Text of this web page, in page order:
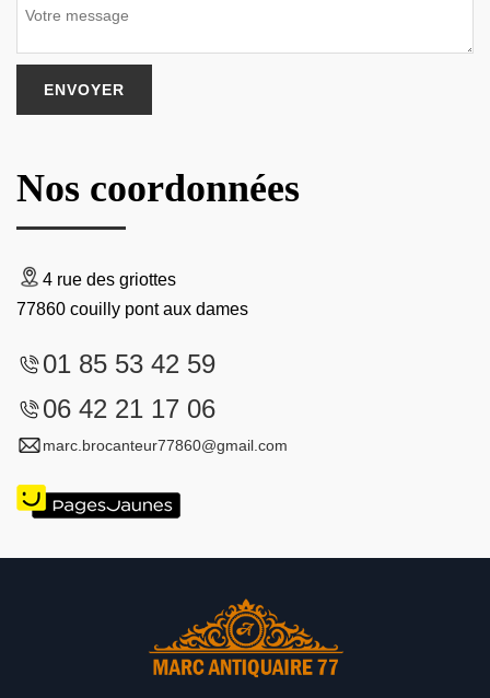
Nos coordonnées
4 rue des griottes
77860 couilly pont aux dames
01 85 53 42 59
06 42 21 17 06
marc.brocanteur77860@gmail.com